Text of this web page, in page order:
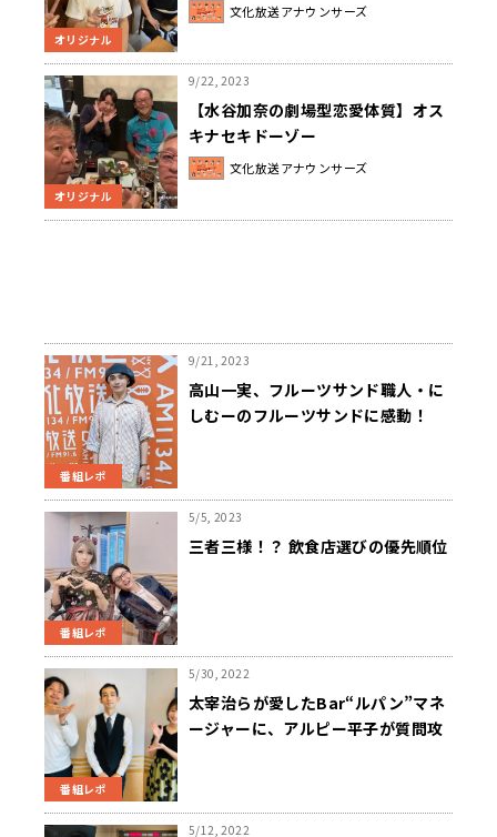
オリジナル
文化放送アナウンサーズ
オリジナル
9/22, 2023
【水谷加奈の劇場型恋愛体質】オス
キナセキドーゾー
文化放送アナウンサーズ
番組レポ
9/21, 2023
高山一実、フルーツサンド職人・に
しむーのフルーツサンドに感動！
番組レポ
5/5, 2023
三者三様！？ 飲食店選びの優先順位
番組レポ
5/30, 2022
太宰治らが愛したBar“ルパン”マネ
ージャーに、アルピー平子が質問攻
5/12, 2022